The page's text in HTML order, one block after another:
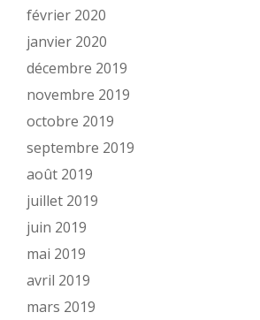
février 2020
janvier 2020
décembre 2019
novembre 2019
octobre 2019
septembre 2019
août 2019
juillet 2019
juin 2019
mai 2019
avril 2019
mars 2019